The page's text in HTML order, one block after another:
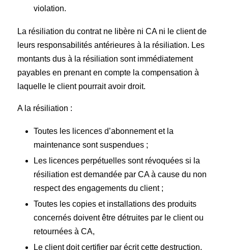
violation.
La résiliation du contrat ne libère ni CA ni le client de
leurs responsabilités antérieures à la résiliation. Les
montants dus à la résiliation sont immédiatement
payables en prenant en compte la compensation à
laquelle le client pourrait avoir droit.
A la résiliation :
Toutes les licences d’abonnement et la
maintenance sont suspendues ;
Les licences perpétuelles sont révoquées si la
résiliation est demandée par CA à cause du non
respect des engagements du client ;
Toutes les copies et installations des produits
concernés doivent être détruites par le client ou
retournées à CA,
Le client doit certifier par écrit cette destruction.